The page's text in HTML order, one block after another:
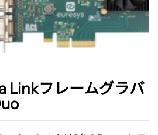
Linkフレームグラバ